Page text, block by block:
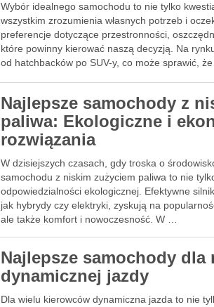
Wybór idealnego samochodu to nie tylko
wszystkim zrozumienia własnych potrzeb i
preferencje dotyczące przestronności,
które powinny kierować naszą decyzją. Na
od hatchbacków po SUV-y, co może sprawić, że
Najlepsze samochody z
paliwa: Ekologiczne i
rozwiązania
W dzisiejszych czasach, gdy troska o
samochodu z niskim zużyciem paliwa to nie
odpowiedzialności ekologicznej. Efektywne
jak hybrydy czy elektryki, zyskują na
ale także komfort i nowoczesność. W …
Najlepsze samochody dla
dynamicznej jazdy
Dla wielu kierowców dynamiczna jazda to nie